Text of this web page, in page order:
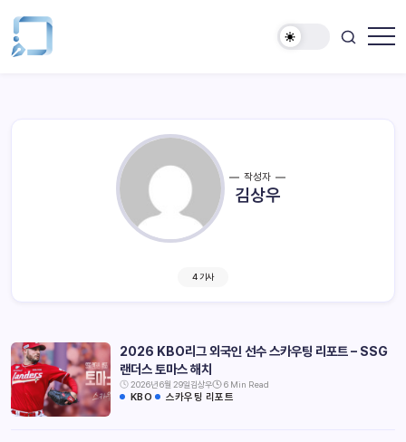
작성자
김상우
4 기사
2026 KBO리그 외국인 선수 스카우팅 리포트 – SSG
랜더스 토마스 해치
2026년 6월 29일김상우 6 Min Read
KBO 스카우팅 리포트